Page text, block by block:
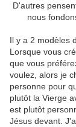
D'autres
nous
Il y a 2 modèles
Lorsque vous
que vous
voulez, alors je
personne pour
plutôt la Vierge
est plutôt
Jésus devant.